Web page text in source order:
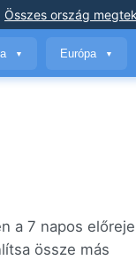
Összes ország
▼ Európa ▼
a 7 napos
össze más